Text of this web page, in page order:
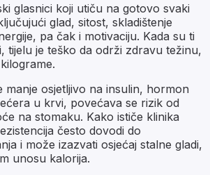
glasnici koji utiču na gotovo svaki
glad, sitost, skladištenje
pa čak i motivaciju. Kada su ti
tijelu je teško da održi zdravu težinu,
manje osjetljivo na insulin, hormon
u krvi, povećava se rizik od
na stomaku. Kako ističe klinika
često dovodi do
i može izazvati osjećaj stalne gladi,
unosu kalorija.